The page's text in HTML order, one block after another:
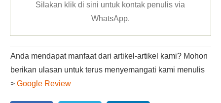
Silakan klikdi sini untuk kontak penulis via
WhatsApp.
Anda mendapat manfaat dari artikel-artikel kami? Mohon
berikan ulasan untuk terus menyemangati kami menulis
> Google Review